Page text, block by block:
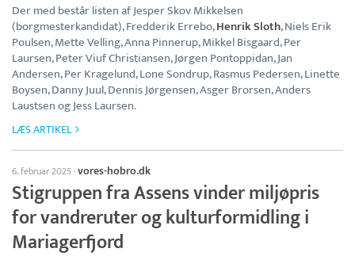
Der med består listen af Jesper Skov Mikkelsen
(borgmesterkandidat), Fredderik Errebo,Henrik Sloth, Niels Erik
Poulsen, Mette Velling, Anna Pinnerup, Mikkel Bisgaard, Per
Laursen, Peter Viuf Christiansen, Jørgen Pontoppidan, Jan
Andersen, Per Kragelund, Lone Sondrup, Rasmus Pedersen, Linette
Boysen, Danny Juul, Dennis Jørgensen, Asger Brorsen, Anders
Laustsen og Jess Laursen.
LÆS ARTIKEL
6. februar 2025·vores-hobro.dk
Stigruppen fra Assens vinder miljøpris
for vandreruter og kulturformidling i
Mariagerfjord